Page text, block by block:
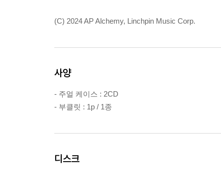
(C) 2024 AP Alchemy, Linchpin Music Corp.
사양
- 주얼 케이스 : 2CD
- 부클릿 : 1p / 1종
디스크